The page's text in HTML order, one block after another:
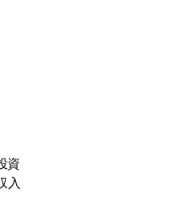
資
入